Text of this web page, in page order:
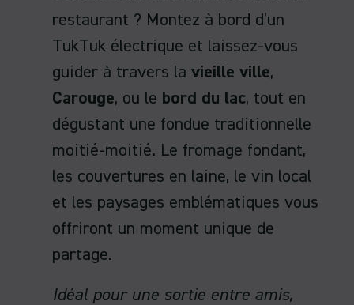
restaurant ? Montez à bord d’un
TukTuk électrique et laissez-vous
guider à travers la vieille ville,
Carouge, ou le bord du lac, tout en
dégustant une fondue traditionnelle
moitié-moitié. Le fromage fondant,
les couvertures en laine, le vin local
et les paysages emblématiques vous
offriront un moment unique de
partage.
Idéal pour une sortie entre amis,